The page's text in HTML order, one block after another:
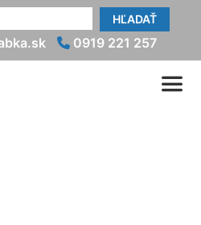
HĽADAŤ
0919 221 257